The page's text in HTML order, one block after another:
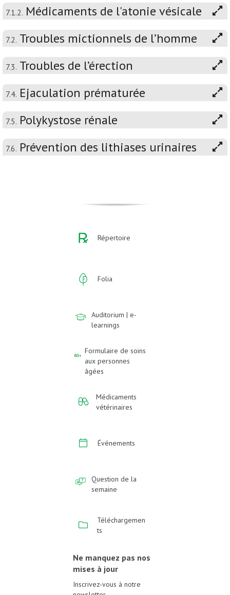
7.1.2. Médicaments de l'atonie vésicale
7.2. Troubles mictionnels de l’homme
7.3. Troubles de l’érection
7.4. Ejaculation prématurée
7.5. Polykystose rénale
7.6. Prévention des lithiases urinaires
Répertoire
Folia
Auditorium | e-
learnings
Formulaire de soins
aux personnes
âgées
Médicaments
vétérinaires
Événements
Question de la
semaine
Téléchargemen
ts
Ne manquez pas nos
mises à jour
Inscrivez-vous à notre